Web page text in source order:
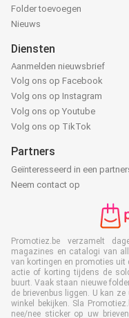
Folder toevoegen
Nieuws
Diensten
Aanmelden nieuwsbrief
Volg ons op Facebook
Volg ons op Instagram
Volg ons op Youtube
Volg ons op TikTok
Partners
Geïnteresseerd in een
Neem contact op
Promotiez.be verzamelt
magazines en catalogi van
van kortingen en promoties uit
actie of korting tijdens de
buurt. Vaak staan nieuwe
de brievenbus liggen. U kan
winkel bekijken. Sla
nee/nee sticker op uw